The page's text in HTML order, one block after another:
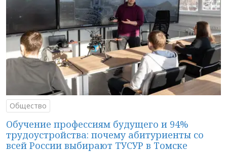
Общество
Обучение профессиям будущего и 94%
трудоустройства: почему абитуриенты со
всей России выбирают ТУСУР в Томске